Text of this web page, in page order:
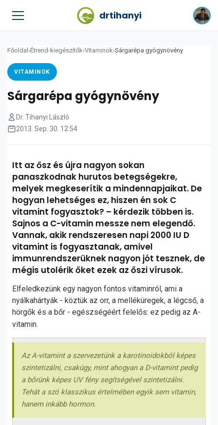
drtihanyi
Főoldal ›Étrend-kiegészítők›Vitaminok›Sárgarépa gyógynövény
VITAMINOK
Sárgarépa gyógynövény
Dr. Tihanyi László
2013. Sep. 30. 12:54
Itt az ősz és újra nagyon sokan
panaszkodnak hurutos betegségekre,
melyek megkeserítik a mindennapjaikat. De
hogyan lehetséges ez, hiszen én sok C
vitamint fogyasztok? – kérdezik többen is.
Sajnos a C-vitamin messze nem elegendő.
Vannak, akik rendszeresen napi 2000 IU D
vitamint is fogyasztanak, amivel
immunrendszerüknek nagyon jót tesznek, de
mégis utolérik őket ezek az őszi vírusok.
Elfeledkezünk egy nagyon fontos vitaminról, ami a
nyálkahártyák - köztük az orr, a melléküregek, a légcső, a
hörgők és a bőr - egészségéért felelős: ez pedig az A-
vitamin.
Az A-vitamint a szervezetünk a karotinoidokból képes
szintetizálni, csakúgy, mint ahogyan a D-vitamint pedig
a bőrünk képes UV fény segítségével szintetizálni.
Tehát a szó klasszikus értelmében egyik sem vitamin,
hanem inkább hormon.